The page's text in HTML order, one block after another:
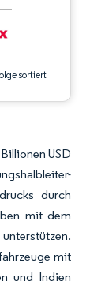
sortiert
USD
durch
mit dem
mit
und Indien